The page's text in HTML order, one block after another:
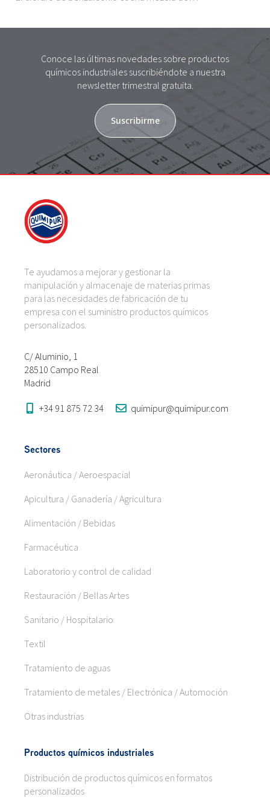
Conoce las últimas novedades sobre productos
químicos industriales suscribiéndote a nuestra
newsletter trimestral gratuita.
Suscribirme
Te ayudamos a mejorar y gestionar la
manipulación y almacenaje de materias primas
para las necesidades de fabricación de tu
empresa con el suministro productos químicos
personalizados.
C/ Aluminio, 1
28510 Campo Real
Madrid
+34 91 875 72 34 quimipur@quimipur.com
Sectores
Aeronáutica / Aeroespacial
Apicultura / Ganadería / Agricultura
Alimentación / Bebidas
Farmacéutica
Laboratorio y control de calidad
Restauración / Bellas Artes
Sanitario / Hospitalario
Textil
Tratamiento de aguas
Tratamiento de metales / Electrónica / Automoción
Otras industrias
Productos químicos industriales
Distribución de productos químicos en formatos
personalizados